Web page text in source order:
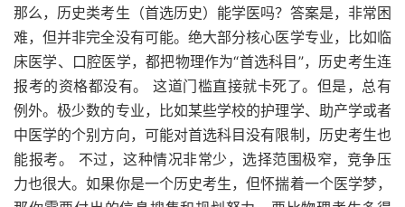
那么，历史类考生（首选历史）能学医吗？答案是，非常困
难，但并非完全没有可能。绝大部分核心医学专业，比如临
床医学、口腔医学，都把物理作为“首选科目”，历史考生连
报考的资格都没有。 这道门槛直接就卡死了。但是，总有
例外。极少数的专业，比如某些学校的护理学、助产学或者
中医学的个别方向，可能对首选科目没有限制，历史考生也
能报考。 不过，这种情况非常少，选择范围极窄，竞争压
力也很大。如果你是一个历史考生，但怀揣着一个医学梦，